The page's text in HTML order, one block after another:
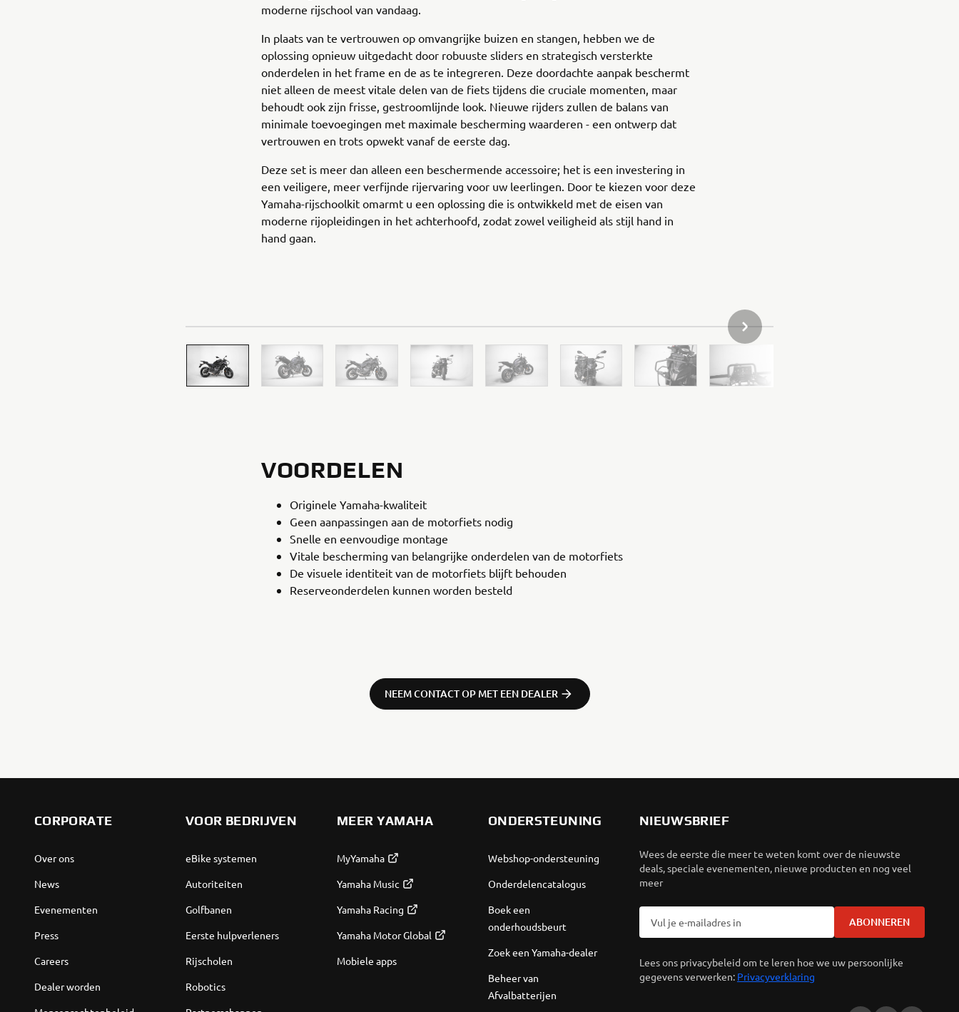
moderne rijschool van vandaag.
In plaats van te vertrouwen op omvangrijke buizen en stangen, hebben we de
oplossing opnieuw uitgedacht door robuuste sliders en strategisch versterkte
onderdelen in het frame en de as te integreren. Deze doordachte aanpak beschermt
niet alleen de meest vitale delen van de fiets tijdens die cruciale momenten, maar
behoudt ook zijn frisse, gestroomlijnde look. Nieuwe rijders zullen de balans van
minimale toevoegingen met maximale bescherming waarderen - een ontwerp dat
vertrouwen en trots opwekt vanaf de eerste dag.
Deze set is meer dan alleen een beschermende accessoire; het is een investering in
een veiligere, meer verfijnde rijervaring voor uw leerlingen. Door te kiezen voor deze
Yamaha-rijschoolkit omarmt u een oplossing die is ontwikkeld met de eisen van
moderne rijopleidingen in het achterhoofd, zodat zowel veiligheid als stijl hand in
hand gaan.
VOLGENDE ITEM IN GALLERIJ
VOORDELEN
Originele Yamaha-kwaliteit
Geen aanpassingen aan de motorfiets nodig
Snelle en eenvoudige montage
Vitale bescherming van belangrijke onderdelen van de motorfiets
De visuele identiteit van de motorfiets blijft behouden
Reserveonderdelen kunnen worden besteld
NEEM CONTACT OP MET EEN DEALER
CORPORATE
Over ons
News
Evenementen
Press
Careers
Dealer worden
VOOR BEDRIJVEN
eBike systemen
Autoriteiten
Golfbanen
Eerste hulpverleners
Rijscholen
Robotics
MEER YAMAHA
MyYamaha
Yamaha Music
Yamaha Racing
Yamaha Motor Global
Mobiele apps
ONDERSTEUNING
Webshop-ondersteuning
Onderdelencatalogus
Boek een
onderhoudsbeurt
Zoek een Yamaha-dealer
Beheer van
Afvalbatterijen
NIEUWSBRIEF
Wees de eerste die meer te weten komt over de nieuwste
deals, speciale evenementen, nieuwe producten en nog veel
meer
ABONNEREN
Lees ons privacybeleid om te leren hoe we uw persoonlijke
gegevens verwerken: Privacyverklaring